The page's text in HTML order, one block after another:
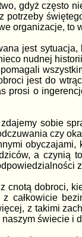
gdyż często
potrzeby
organizacje, to
jest
nudnej
jest do
prosi o
sobie
czy
a
cnotą dobroci,
z całkowicie
z takimi
świecie i